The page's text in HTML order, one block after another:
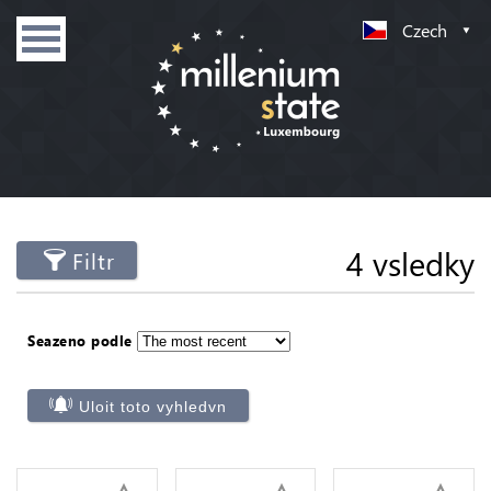
Czech
Filtr 4 vsledky
Seazeno podle
Uloit toto vyhledvn